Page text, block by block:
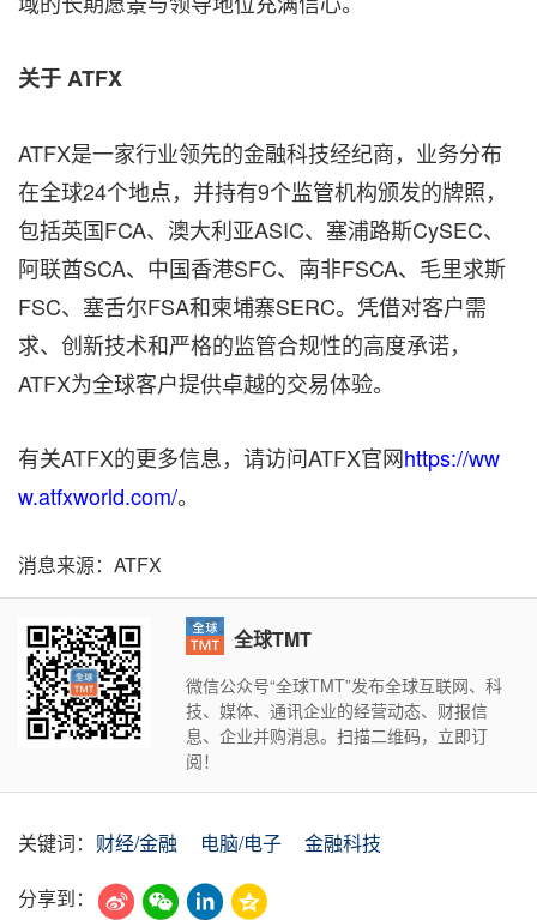
关于ATFX
ATFX是一家行业领先的金融科技经纪商，业务分布
在全球24个地点，并持有9个监管机构颁发的牌照，
包括英国FCA、澳大利亚ASIC、塞浦路斯CySEC、
阿联酋SCA、中国香港SFC、南非FSCA、毛里求斯
FSC、塞舌尔FSA和柬埔寨SERC。凭借对客户需
求、创新技术和严格的监管合规性的高度承诺，
ATFX为全球客户提供卓越的交易体验。
有关ATFX的更多信息，请访问ATFX官网https://ww
w.atfxworld.com/。
消息来源：ATFX
全球TMT
微信公众号“全球TMT”发布全球互联网、科
技、媒体、通讯企业的经营动态、财报信
息、企业并购消息。扫描二维码，立即订
阅！
关键词： 财经/金融 电脑/电子
金融科技
分享到：